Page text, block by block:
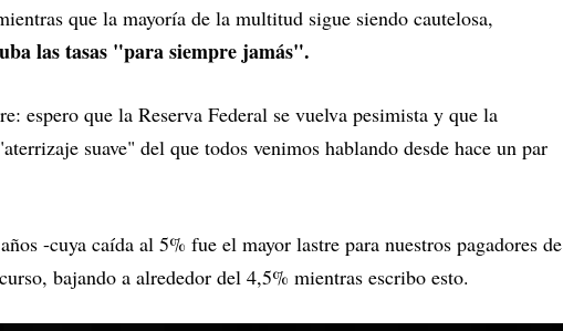
que la mayoría de la multitud sigue siendo cautelosa,
las tasas "para siempre jamás".
espero que la Reserva Federal se vuelva pesimista y que la
suave" del que todos venimos hablando desde hace un par
-cuya caída al 5% fue el mayor lastre para nuestros pagadores de
bajando a alrededor del 4,5% mientras escribo esto.